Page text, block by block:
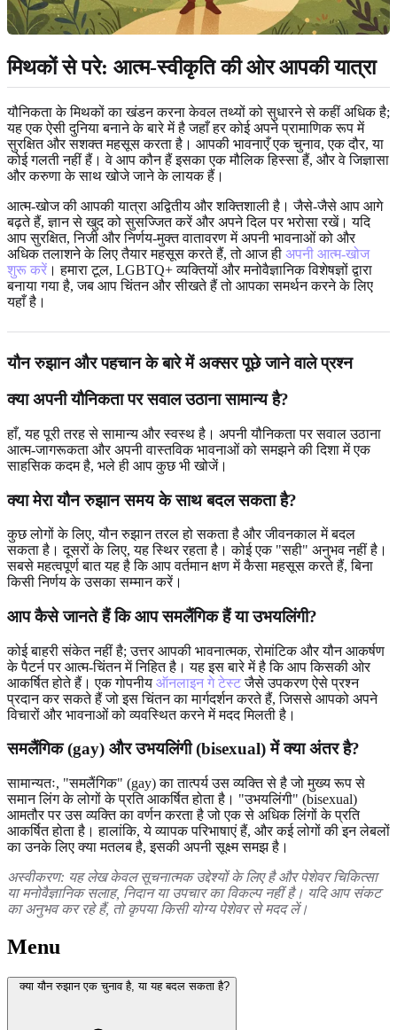
मिथकों से परे: आत्म-स्वीकृति की ओर आपकी यात्रा
यौनिकता के मिथकों का खंडन करना केवल तथ्यों को सुधारने से कहीं अधिक है;
यह एक ऐसी दुनिया बनाने के बारे में है जहाँ हर कोई अपने प्रामाणिक रूप में
सुरक्षित और सशक्त महसूस करता है। आपकी भावनाएँ एक चुनाव, एक दौर, या
कोई गलती नहीं हैं। वे आप कौन हैं इसका एक मौलिक हिस्सा हैं, और वे जिज्ञासा
और करुणा के साथ खोजे जाने के लायक हैं।
आत्म-खोज की आपकी यात्रा अद्वितीय और शक्तिशाली है। जैसे-जैसे आप आगे
बढ़ते हैं, ज्ञान से खुद को सुसज्जित करें और अपने दिल पर भरोसा रखें। यदि
आप सुरक्षित, निजी और निर्णय-मुक्त वातावरण में अपनी भावनाओं को और
अधिक तलाशने के लिए तैयार महसूस करते हैं, तो आज ही अपनी आत्म-खोज
शुरू करें । हमारा टूल, LGBTQ+ व्यक्तियों और मनोवैज्ञानिक विशेषज्ञों द्वारा
बनाया गया है, जब आप चिंतन और सीखते हैं तो आपका समर्थन करने के लिए
यहाँ है।
यौन रुझान और पहचान के बारे में अक्सर पूछे जाने वाले प्रश्न
क्या अपनी यौनिकता पर सवाल उठाना सामान्य है?
हाँ, यह पूरी तरह से सामान्य और स्वस्थ है। अपनी यौनिकता पर सवाल उठाना
आत्म-जागरूकता और अपनी वास्तविक भावनाओं को समझने की दिशा में एक
साहसिक कदम है, भले ही आप कुछ भी खोजें।
क्या मेरा यौन रुझान समय के साथ बदल सकता है?
कुछ लोगों के लिए, यौन रुझान तरल हो सकता है और जीवनकाल में बदल
सकता है। दूसरों के लिए, यह स्थिर रहता है। कोई एक "सही" अनुभव नहीं है।
सबसे महत्वपूर्ण बात यह है कि आप वर्तमान क्षण में कैसा महसूस करते हैं, बिना
किसी निर्णय के उसका सम्मान करें।
आप कैसे जानते हैं कि आप समलैंगिक हैं या उभयलिंगी?
कोई बाहरी संकेत नहीं है; उत्तर आपकी भावनात्मक, रोमांटिक और यौन आकर्षण
के पैटर्न पर आत्म-चिंतन में निहित है। यह इस बारे में है कि आप किसकी ओर
आकर्षित होते हैं। एक गोपनीय ऑनलाइन गे टेस्टजैसे उपकरण ऐसे प्रश्न
प्रदान कर सकते हैं जो इस चिंतन का मार्गदर्शन करते हैं, जिससे आपको अपने
विचारों और भावनाओं को व्यवस्थित करने में मदद मिलती है।
समलैंगिक (gay) और उभयलिंगी (bisexual) में क्या अंतर है?
सामान्यतः, "समलैंगिक" (gay) का तात्पर्य उस व्यक्ति से है जो मुख्य रूप से
समान लिंग के लोगों के प्रति आकर्षित होता है। "उभयलिंगी" (bisexual)
आमतौर पर उस व्यक्ति का वर्णन करता है जो एक से अधिक लिंगों के प्रति
आकर्षित होता है। हालांकि, ये व्यापक परिभाषाएं हैं, और कई लोगों की इन लेबलों
का उनके लिए क्या मतलब है, इसकी अपनी सूक्ष्म समझ है।
अस्वीकरण: यह लेख केवल सूचनात्मक उद्देश्यों के लिए है और पेशेवर चिकित्सा
या मनोवैज्ञानिक सलाह, निदान या उपचार का विकल्प नहीं है। यदि आप संकट
का अनुभव कर रहे हैं, तो कृपया किसी योग्य पेशेवर से मदद लें।
Menu
क्या यौन रुझान एक चुनाव है, या यह बदल सकता है?